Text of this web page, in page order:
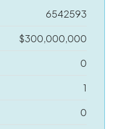
6542593
$300,000,000
0
1
0